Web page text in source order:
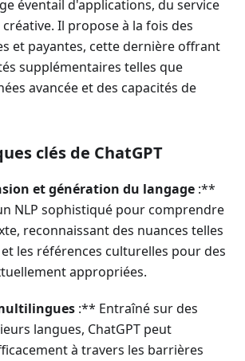
éventail d'applications, du service
Il propose à la fois des
et payantes, cette dernière offrant
supplémentaires telles que
avancée et des capacités de
clés de ChatGPT
et génération du langage :**
NLP sophistiqué pour comprendre
reconnaissant des nuances telles
les références culturelles pour des
appropriées.
:** Entraîné sur des
langues, ChatGPT peut
à travers les barrières